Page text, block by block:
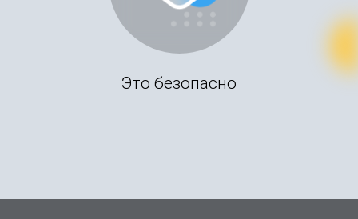
Это безопасно